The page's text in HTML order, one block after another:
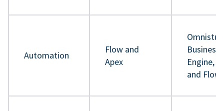
Automation
Flow and
Apex
Business
Engine,
and Flow